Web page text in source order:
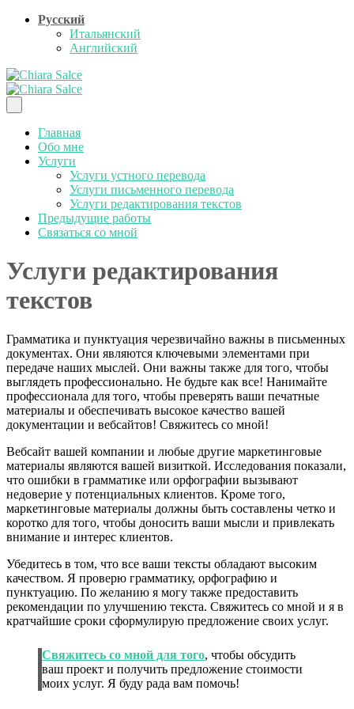
Русский
Итальянский
Английский
Главная
Обо мне
Услуги
Услуги устного перевода
Услуги письменного перевода
Услуги редактирования текстов
Предыдущие работы
Связаться со мной
Услуги редактирования
текстов
Грамматика и пунктуация черезвичайно важны в письменных
документах. Они являются ключевыми элементами при
передаче наших мыслей. Они важны также для того, чтобы
выглядеть профессионально. Не будьте как все! Нанимайте
профессионала для того, чтобы преверять ваши печатные
материалы и обеспечивать высокое качество вашей
документации и вебсайтов! Свяжитесь со мной!
Вебсайт вашей компании и любые другие маркетинговые
материалы являются вашей визиткой. Исследования показали,
что ошибки в грамматике или орфографии вызывают
недоверие у потенциальных клиентов. Кроме того,
маркетинговые материалы должны быть составлены четко и
коротко для того, чтобы доносить ваши мысли и привлекать
внимание и интерес клиентов.
Убедитесь в том, что все ваши тексты обладают высоким
качеством. Я проверю грамматику, орфографию и
пунктуацию. По желанию я могу также предоставить
рекомендации по улучшению текста. Свяжитесь со мной и я в
кратчайшие сроки сформулирую предложение своих услуг.
Свяжитесь со мной для того, чтобы обсудить
ваш проект и получить предложение стоимости
моих услуг. Я буду рада вам помочь!